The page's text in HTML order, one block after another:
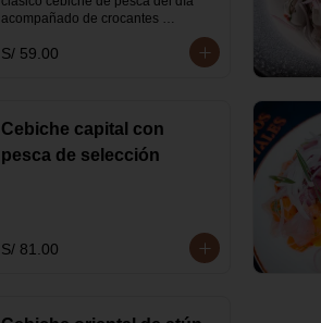
acompañado de crocantes
S/ 59.00
Cebiche capital con
pesca de selección
S/ 81.00